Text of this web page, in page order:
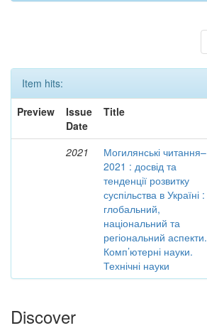
Item hits:
Preview
Issue
Date
Title
2021
Могилянські читання–
2021 : досвід та
тенденції розвитку
суспільства в Україні :
глобальний,
національний та
регіональний аспекти.
Комп’ютерні науки.
Технічні науки
Discover